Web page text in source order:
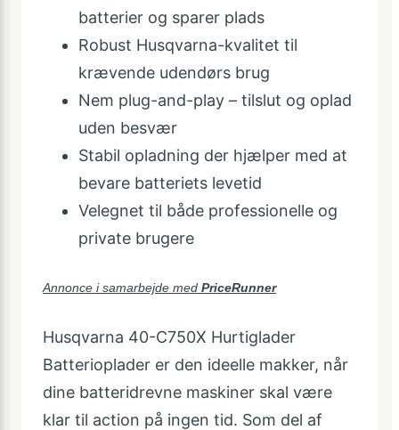
batterier og sparer plads
Robust Husqvarna-kvalitet til
krævende udendørs brug
Nem plug-and-play – tilslut og oplad
uden besvær
Stabil opladning der hjælper med at
bevare batteriets levetid
Velegnet til både professionelle og
private brugere
Annonce i samarbejde med PriceRunner
Husqvarna 40-C750X Hurtiglader
Batterioplader er den ideelle makker, når
dine batteridrevne maskiner skal være
klar til action på ingen tid. Som del af